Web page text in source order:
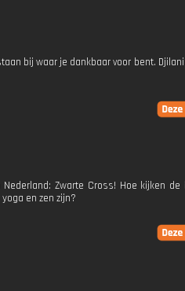
bij waar je dankbaar voor bent.
Zwarte Cross! Hoe kijken
en zen zijn?